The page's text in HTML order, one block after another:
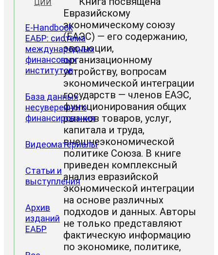
ЦИИ
E-Handbook
ЕАБР: система
международных
финансовых
институтов
База данных
несуверенного
финансирования
Видеоматериалы
Статьи и
выступления
Архив
изданий
ЕАБР
Евразийскому
экономическому союзу
(ЕАЭС) — его содержанию,
эволюции,
организационному
устройству, вопросам
экономической интеграции
государств — членов ЕАЭС,
функционирования общих
рынков товаров, услуг,
капитала и труда,
внешнеэкономической
политике Союза. В книге
приведен комплексный
анализ евразийской
экономической интеграции
на основе различных
подходов и данных. Авторы
не только представляют
фактическую информацию
по экономике, политике,